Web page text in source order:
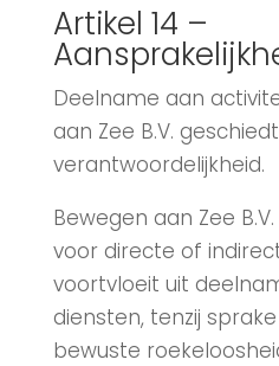
Artikel 14 –
Deelname aan
aan Zee B.V.
verantwoordelijkheid.
Bewegen aan Zee
voor directe of
voortvloeit uit
diensten, tenzij
bewuste